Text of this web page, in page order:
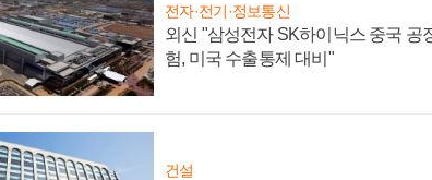
전자·전기·정보통신
외신 "삼성전자 SK하이닉스 중국 공
험, 미국 수출통제 대비"
건설